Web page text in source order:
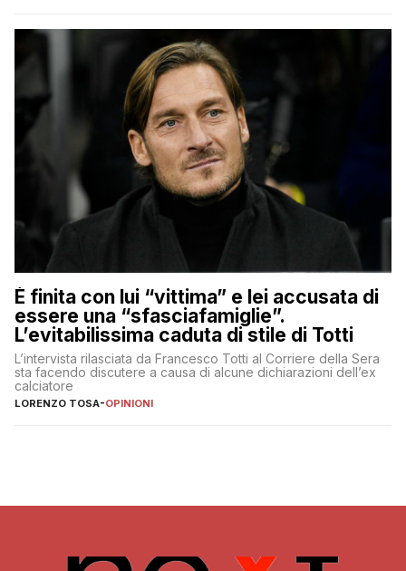
È finita con lui “vittima” e lei accusata di
essere una “sfasciafamiglie”.
L’evitabilissima caduta di stile di Totti
L’intervista rilasciata da Francesco Totti al Corriere della Sera
sta facendo discutere a causa di alcune dichiarazioni dell’ex
calciatore
LORENZO TOSA-OPINIONI